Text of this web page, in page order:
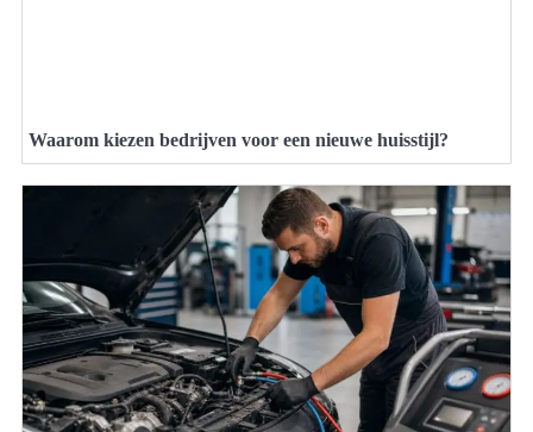
Waarom kiezen bedrijven voor een nieuwe huisstijl?